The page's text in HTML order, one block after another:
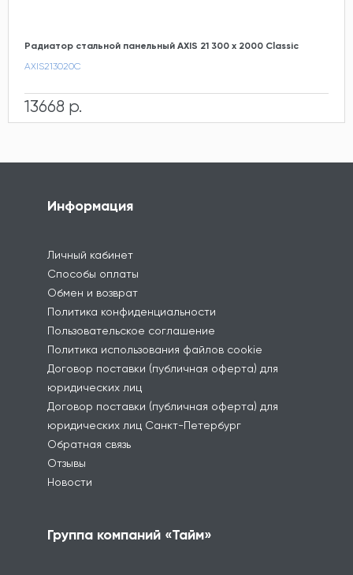
Радиатор стальной панельный AXIS 21 300 x 2000 Classic
AXIS213020C
13668 р.
Информация
Личный кабинет
Способы оплаты
Обмен и возврат
Политика конфиденциальности
Пользовательское соглашение
Политика использования файлов cookie
Договор поставки (публичная оферта) для
юридических лиц
Договор поставки (публичная оферта) для
юридических лиц Санкт-Петербург
Обратная связь
Отзывы
Новости
Группа компаний «Тайм»